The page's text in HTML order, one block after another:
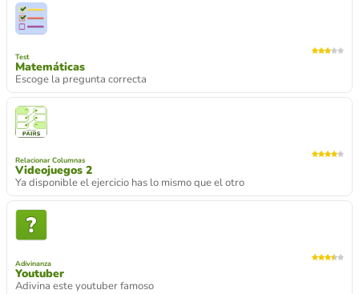
Test
Matemáticas
Escoge la pregunta correcta
Relacionar Columnas
Videojuegos 2
Ya disponible el ejercicio has lo mismo que el otro
Adivinanza
Youtuber
Adivina este youtuber famoso